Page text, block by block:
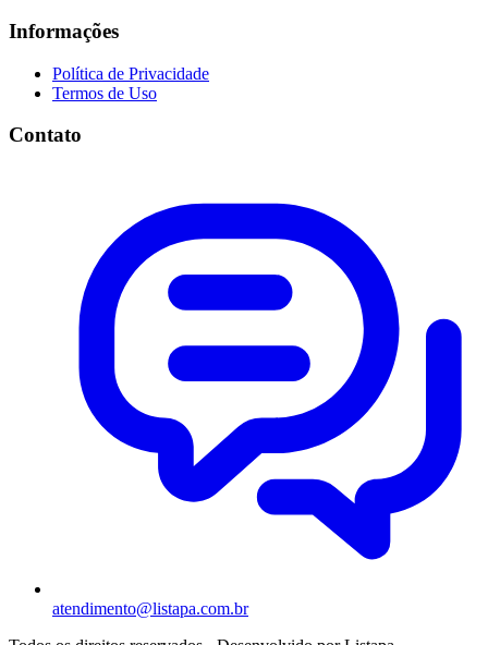
Informações
Política de Privacidade
Termos de Uso
Contato
atendimento@listapa.com.br